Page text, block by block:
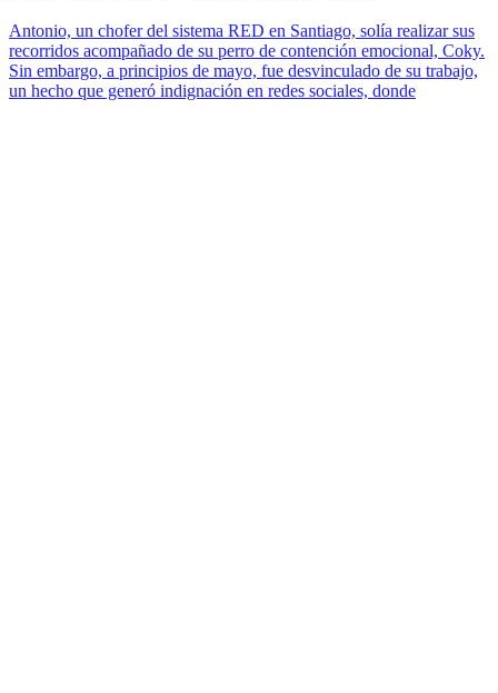
Antonio, un chofer del sistema RED en Santiago, solía realizar sus
recorridos acompañado de su perro de contención emocional, Coky.
Sin embargo, a principios de mayo, fue desvinculado de su trabajo,
un hecho que generó indignación en redes sociales, donde